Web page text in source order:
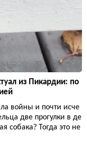
из Пикардии: по
войны и почти исче
две прогулки в де
собака? Тогда это не